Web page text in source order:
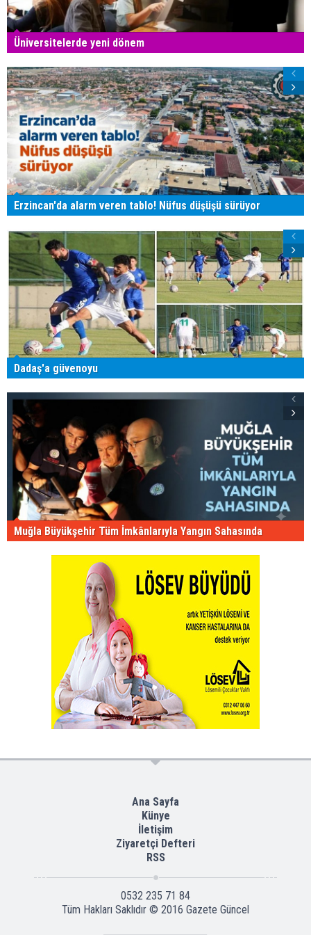
Üniversitelerde yeni dönem
Erzincan'da alarm veren tablo! Nüfus düşüşü sürüyor
Dadaş'a güvenoyu
Muğla Büyükşehir Tüm İmkânlarıyla Yangın Sahasında
Ana Sayfa
Künye
İletişim
Ziyaretçi Defteri
RSS
0532 235 71 84
Tüm Hakları Saklıdır © 2016 Gazete Güncel